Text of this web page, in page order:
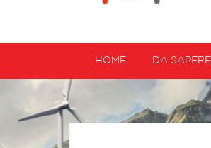
HOME DA SAPERE